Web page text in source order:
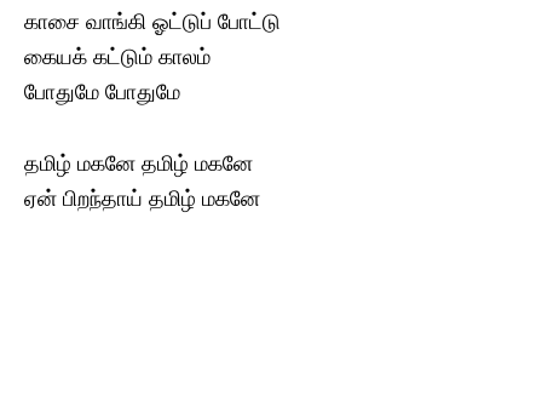
காசை வாங்கி ஓட்டுப் போட்டு
கையக் கட்டும் காலம்
போதுமே போதுமே
தமிழ் மகனே தமிழ் மகனே
ஏன் பிறந்தாய் தமிழ் மகனே